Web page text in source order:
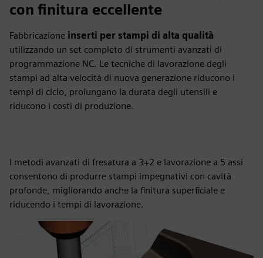
con finitura eccellente
Fabbricazione inserti per stampi di alta qualità
utilizzando un set completo di strumenti avanzati di
programmazione NC. Le tecniche di lavorazione degli
stampi ad alta velocità di nuova generazione riducono i
tempi di ciclo, prolungano la durata degli utensili e
riducono i costi di produzione.
I metodi avanzati di fresatura a 3+2 e lavorazione a 5 assi
consentono di produrre stampi impegnativi con cavità
profonde, migliorando anche la finitura superficiale e
riducendo i tempi di lavorazione.